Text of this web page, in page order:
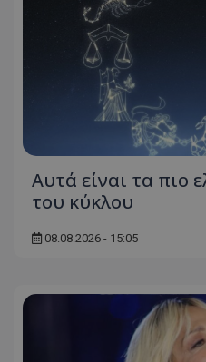
Αυτά είναι τα πιο
του κύκλου
08.08.2026 - 15:05